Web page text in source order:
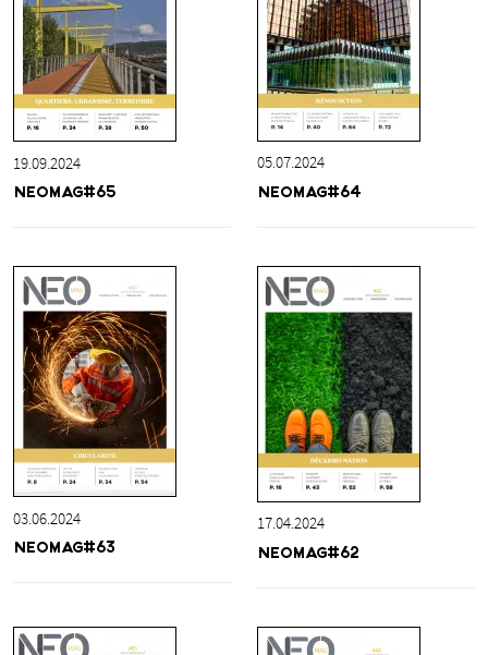
19.09.2024
NEOMAG#65
05.07.2024
NEOMAG#64
03.06.2024
NEOMAG#63
17.04.2024
NEOMAG#62